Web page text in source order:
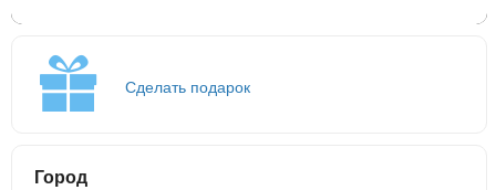
Сделать подарок
Город